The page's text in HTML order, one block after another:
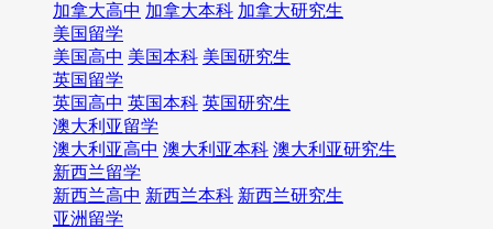
加拿大高中 加拿大本科 加拿大研究生
美国留学
美国高中 美国本科 美国研究生
英国留学
英国高中 英国本科 英国研究生
澳大利亚留学
澳大利亚高中 澳大利亚本科 澳大利亚研究生
新西兰留学
新西兰高中 新西兰本科 新西兰研究生
亚洲留学